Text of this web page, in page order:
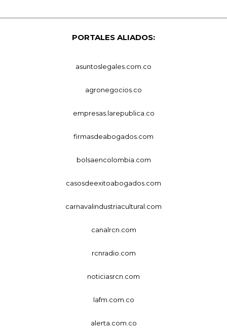
PORTALES ALIADOS:
asuntoslegales.com.co
agronegocios.co
empresas.larepublica.co
firmasdeabogados.com
bolsaencolombia.com
casosdeexitoabogados.com
carnavalindustriacultural.com
canalrcn.com
rcnradio.com
noticiasrcn.com
lafm.com.co
alerta.com.co